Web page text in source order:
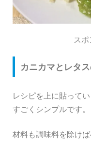
ス
カニカマとレタ
レシピを上に貼って
すごくシンプルです。
材料も調味料を除け